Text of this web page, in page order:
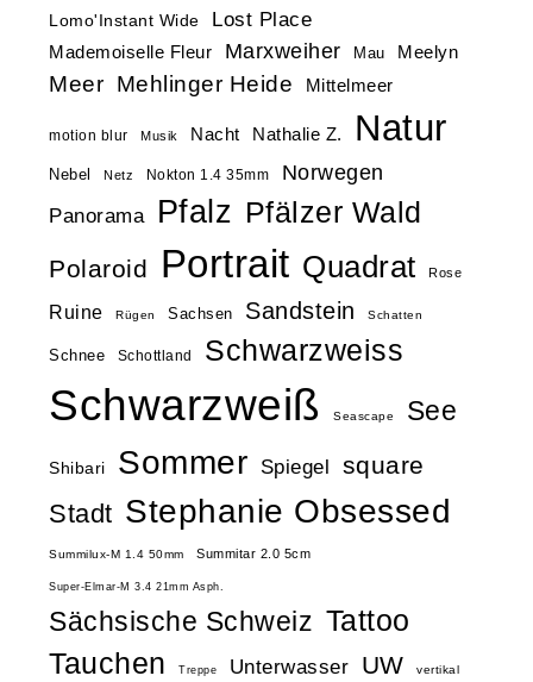
Lomo'Instant Wide Lost Place
Mademoiselle Fleur Marxweiher Mau Meelyn
Meer Mehlinger Heide Mittelmeer
motion blur Musik Nacht Nathalie Z. Natur
Nebel Netz Nokton 1.4 35mm Norwegen
Panorama Pfalz Pfälzer Wald
Polaroid Portrait Quadrat Rose
Ruine Rügen Sachsen Sandstein Schatten
Schnee Schottland Schwarzweiss
Schwarzweiß Seascape See
Shibari Sommer Spiegel square
Stadt Stephanie Obsessed
Summilux-M 1.4 50mm Summitar 2.0 5cm
Super-Elmar-M 3.4 21mm Asph.
Sächsische Schweiz Tattoo
Tauchen
Treppe Unterwasser UW vertikal